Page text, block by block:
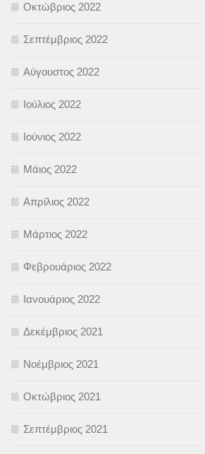
Οκτώβριος 2022
Σεπτέμβριος 2022
Αύγουστος 2022
Ιούλιος 2022
Ιούνιος 2022
Μάιος 2022
Απρίλιος 2022
Μάρτιος 2022
Φεβρουάριος 2022
Ιανουάριος 2022
Δεκέμβριος 2021
Νοέμβριος 2021
Οκτώβριος 2021
Σεπτέμβριος 2021